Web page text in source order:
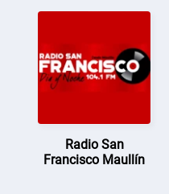
Radio San
Francisco Maullín